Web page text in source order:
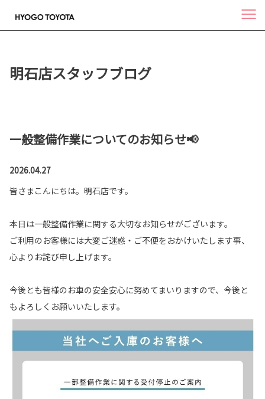
明石店スタッフブログ
一般整備作業についてのお知らせ📢
2026.04.27
皆さまこんにちは。明石店です。
本日は一般整備作業に関する大切なお知らせがございます。
ご利用のお客様には大変ご迷惑・ご不便をおかけいたします事、
心よりお詫び申し上げます。
今後とも皆様のお車の安全安心に努めてまいりますので、今後と
もよろしくお願いいたします。